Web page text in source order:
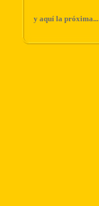
y aquí la próxima...